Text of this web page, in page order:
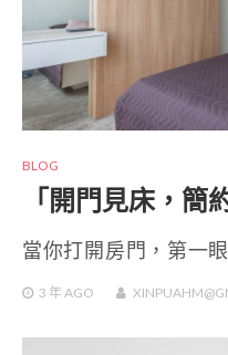
BLOG
「開門見床，簡
當你打開房門，第一
3 年 AGO